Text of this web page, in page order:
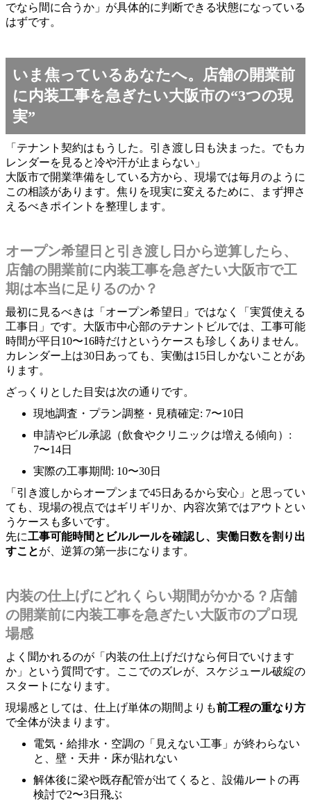
でなら間に合うか」が具体的に判断できる状態になっている
はずです。
いま焦っているあなたへ。店舗の開業前
に内装工事を急ぎたい大阪市の“3つの現
実”
「テナント契約はもうした。引き渡し日も決まった。でもカ
レンダーを見ると冷や汗が止まらない」
大阪市で開業準備をしている方から、現場では毎月のように
この相談があります。焦りを現実に変えるために、まず押さ
えるべきポイントを整理します。
オープン希望日と引き渡し日から逆算したら、
店舗の開業前に内装工事を急ぎたい大阪市で工
期は本当に足りるのか？
最初に見るべきは「オープン希望日」ではなく「実質使える
工事日」です。大阪市中心部のテナントビルでは、工事可能
時間が平日10〜16時だけというケースも珍しくありません。
カレンダー上は30日あっても、実働は15日しかないことがあ
ります。
ざっくりとした目安は次の通りです。
現地調査・プラン調整・見積確定: 7〜10日
申請やビル承認（飲食やクリニックは増える傾向）:
7〜14日
実際の工事期間: 10〜30日
「引き渡しからオープンまで45日あるから安心」と思ってい
ても、現場の視点ではギリギリか、内容次第ではアウトとい
うケースも多いです。
先に工事可能時間とビルルールを確認し、実働日数を割り出
すことが、逆算の第一歩になります。
内装の仕上げにどれくらい期間がかかる？店舗
の開業前に内装工事を急ぎたい大阪市のプロ現
場感
よく聞かれるのが「内装の仕上げだけなら何日でいけます
か」という質問です。ここでのズレが、スケジュール破綻の
スタートになります。
現場感としては、仕上げ単体の期間よりも前工程の重なり方
で全体が決まります。
電気・給排水・空調の「見えない工事」が終わらない
と、壁・天井・床が貼れない
解体後に梁や既存配管が出てくると、設備ルートの再
検討で2〜3日飛ぶ